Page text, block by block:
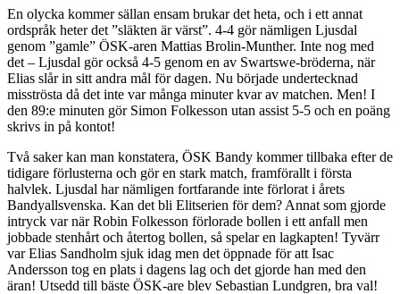
En olycka kommer sällan ensam brukar det heta, och i ett annat
ordspråk heter det ”släkten är värst”. 4-4 gör nämligen Ljusdal
genom ”gamle” ÖSK-aren Mattias Brolin-Munther. Inte nog med
det – Ljusdal gör också 4-5 genom en av Swartswe-bröderna, när
Elias slår in sitt andra mål för dagen. Nu började undertecknad
misströsta då det inte var många minuter kvar av matchen. Men! I
den 89:e minuten gör Simon Folkesson utan assist 5-5 och en poäng
skrivs in på kontot!
Två saker kan man konstatera, ÖSK Bandy kommer tillbaka efter de
tidigare förlusterna och gör en stark match, framförallt i första
halvlek. Ljusdal har nämligen fortfarande inte förlorat i årets
Bandyallsvenska. Kan det bli Elitserien för dem? Annat som gjorde
intryck var när Robin Folkesson förlorade bollen i ett anfall men
jobbade stenhårt och återtog bollen, så spelar en lagkapten! Tyvärr
var Elias Sandholm sjuk idag men det öppnade för att Isac
Andersson tog en plats i dagens lag och det gjorde han med den
äran! Utsedd till bäste ÖSK-are blev Sebastian Lundgren, bra val!